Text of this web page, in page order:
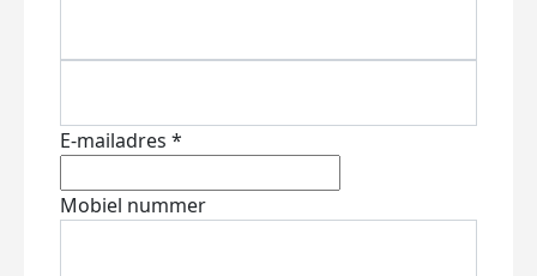
E-mailadres *
Mobiel nummer